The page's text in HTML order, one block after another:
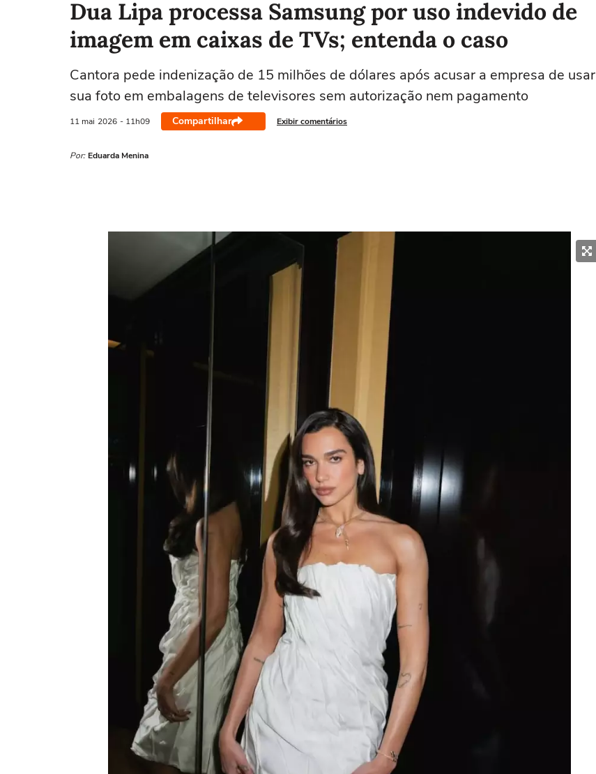
Dua Lipa processa Samsung por uso indevido de
imagem em caixas de TVs; entenda o caso
Cantora pede indenização de 15 milhões de dólares após acusar a empresa de usar
sua foto em embalagens de televisores sem autorização nem pagamento
11 mai 2026 - 11h09 Compartilhar Exibir comentários
Por: Eduarda Menina